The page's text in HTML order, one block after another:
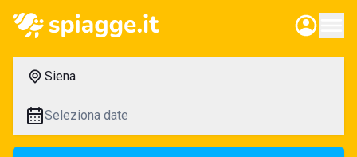
Siena
Seleziona date